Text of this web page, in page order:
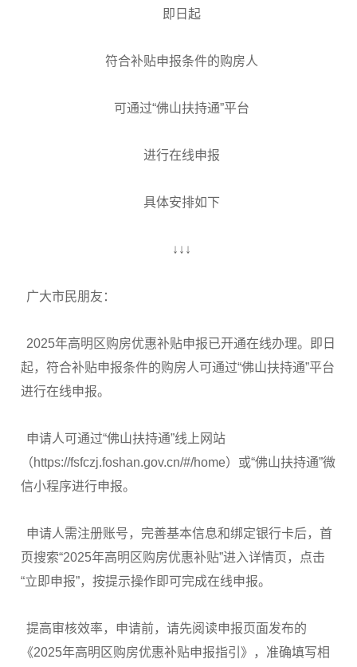
即日起
符合补贴申报条件的购房人
可通过“佛山扶持通”平台
进行在线申报
具体安排如下
↓↓↓
广大市民朋友：
2025年高明区购房优惠补贴申报已开通在线办理。即日
起，符合补贴申报条件的购房人可通过“佛山扶持通”平台
进行在线申报。
申请人可通过“佛山扶持通”线上网站
（https://fsfczj.foshan.gov.cn/#/home）或“佛山扶持通”微
信小程序进行申报。
申请人需注册账号，完善基本信息和绑定银行卡后，首
页搜索“2025年高明区购房优惠补贴”进入详情页，点击
“立即申报”，按提示操作即可完成在线申报。
提高审核效率，申请前，请先阅读申报页面发布的
《2025年高明区购房优惠补贴申报指引》，准确填写相